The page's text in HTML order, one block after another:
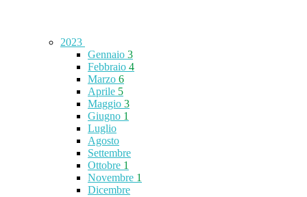
2023
Gennaio 3
Febbraio 4
Marzo 6
Aprile 5
Maggio 3
Giugno 1
Luglio
Agosto
Settembre
Ottobre 1
Novembre 1
Dicembre